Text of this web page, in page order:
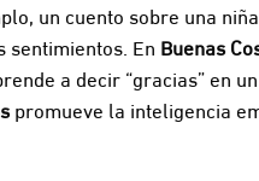
un cuento sobre una
sentimientos. En Buenas
a decir “gracias” en
promueve la inteligencia